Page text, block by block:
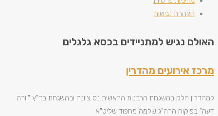
הצהרת נגישות
האולם נגיש למתניידים בכסא גלגלים
מרכז אירועים מהדרין
למהדרין חלק בהשגחת הרבנות הראשית נס ציונה ובהשגחת בד"ץ "יורה
דעה" בפיקוח הרה"ג שלמה מחפוד שליט"א